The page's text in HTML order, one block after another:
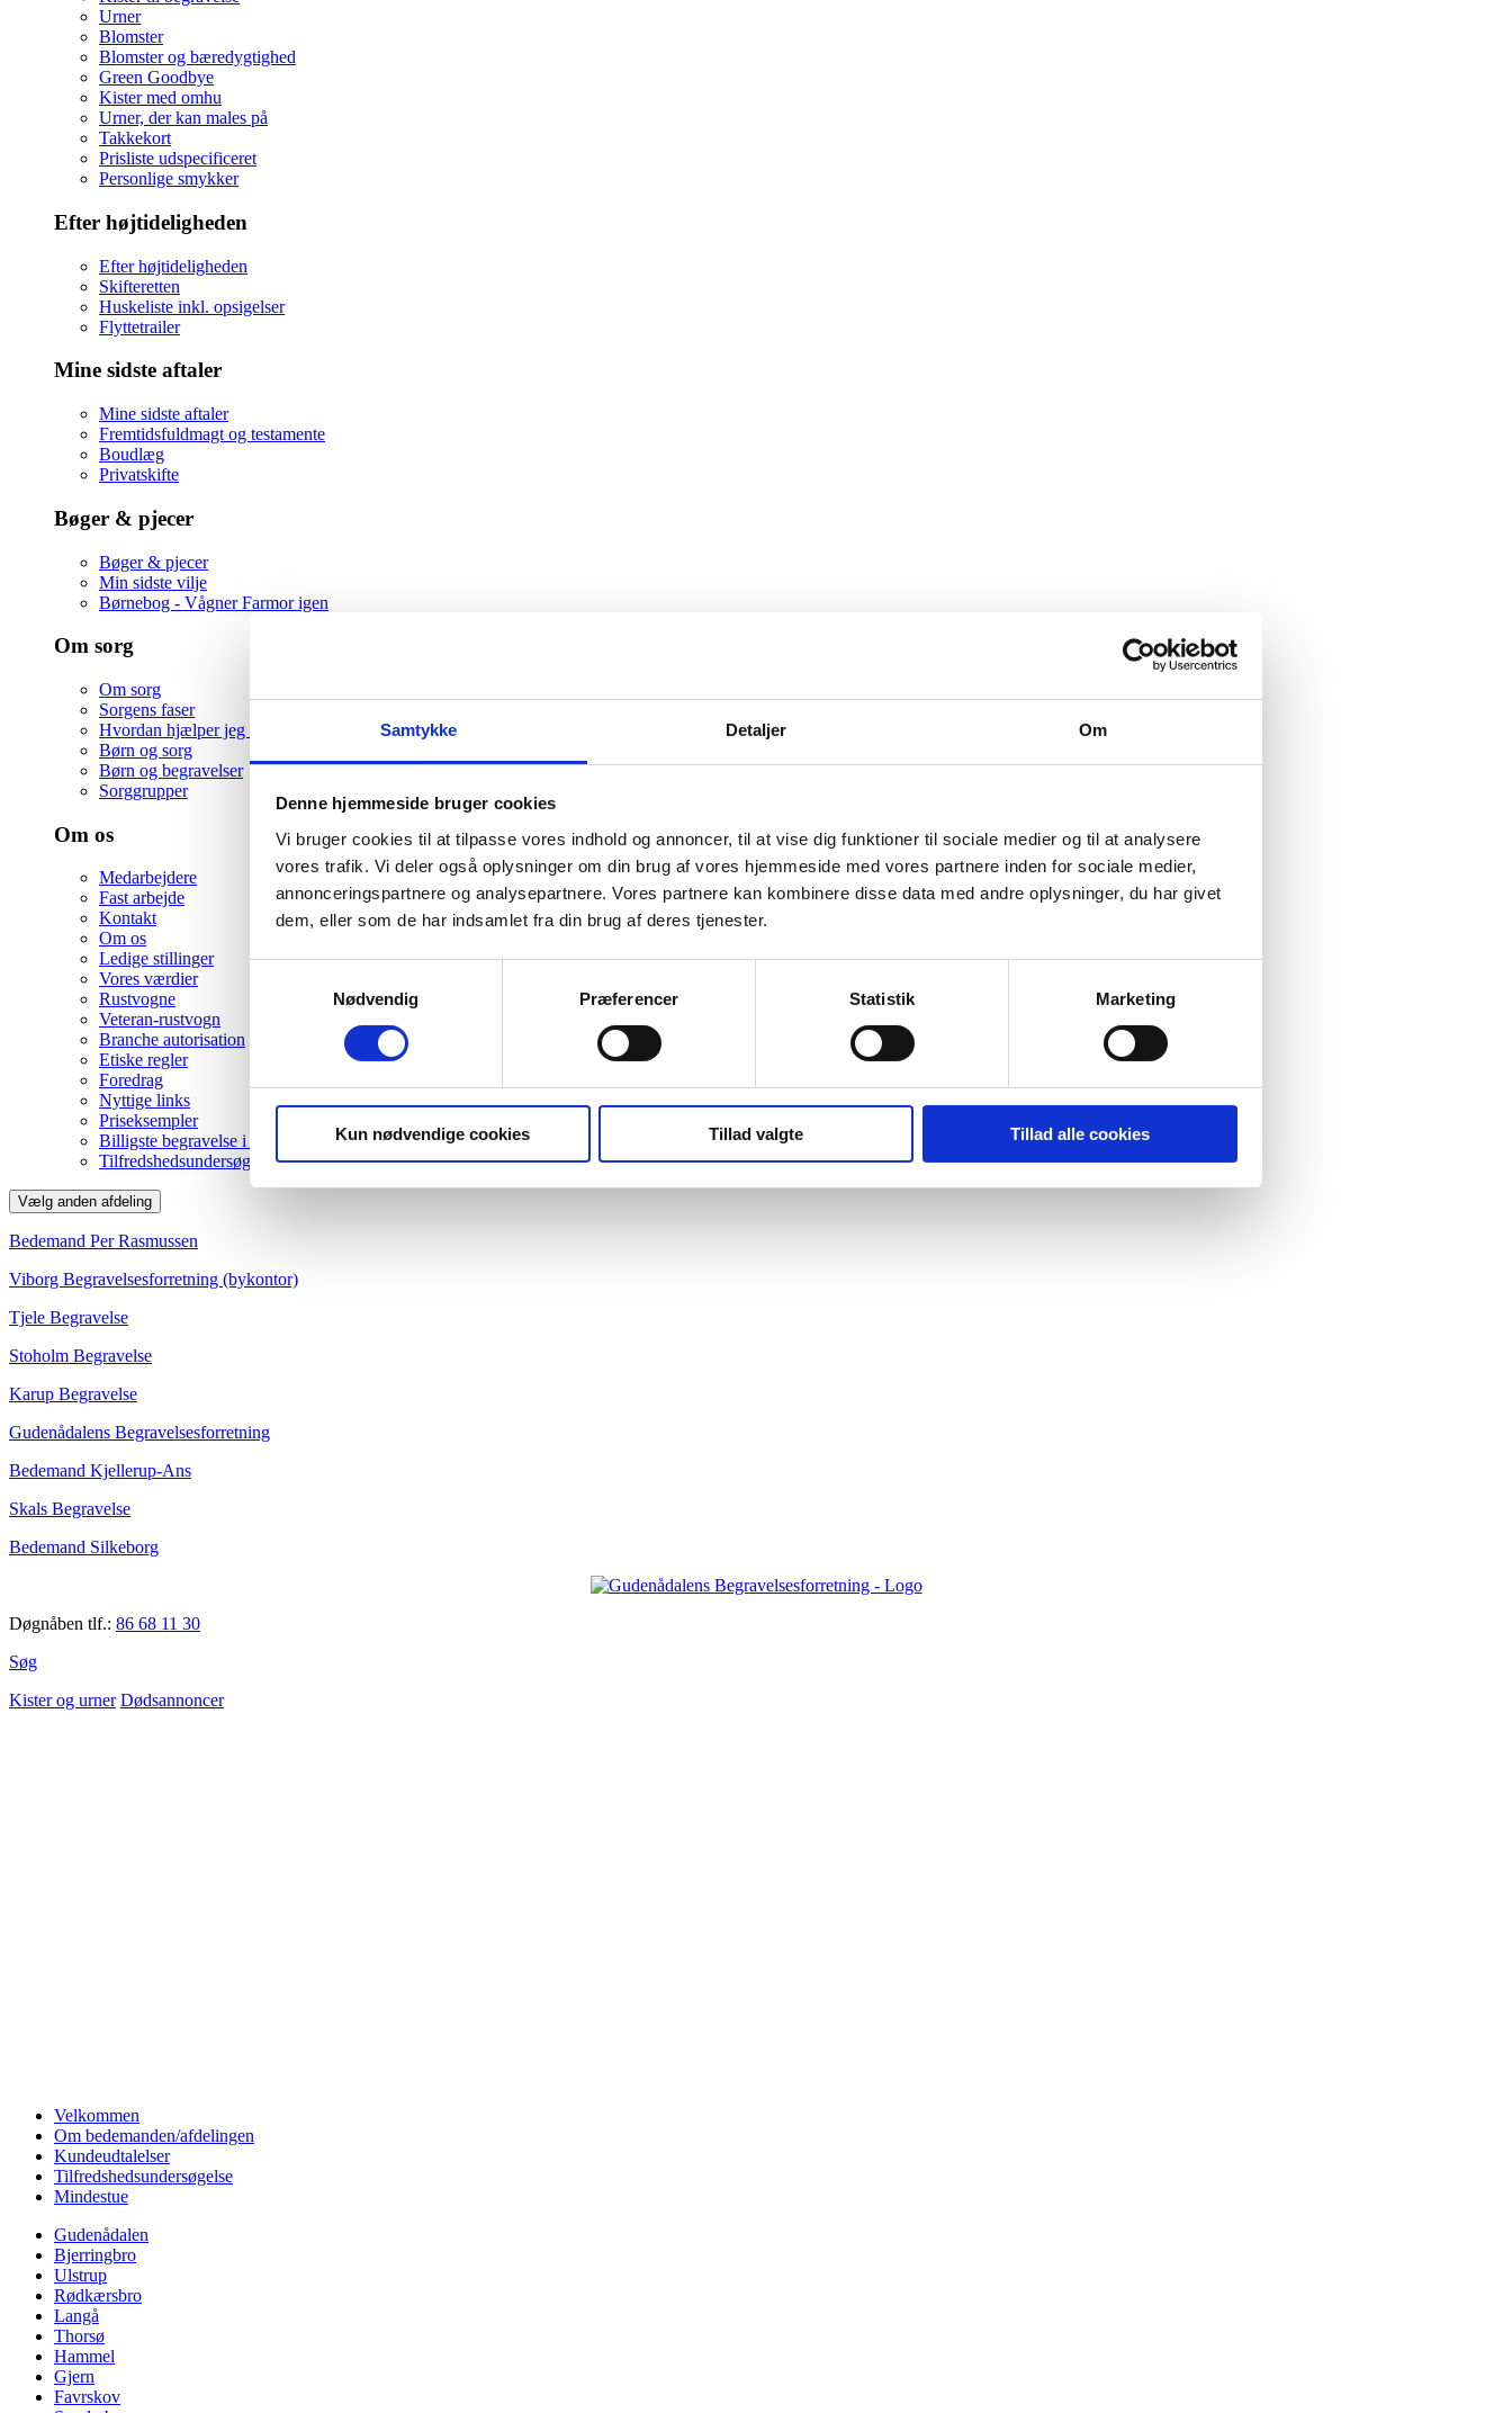
Samtykke Detaljer Om
Denne hjemmeside bruger cookies
Vi bruger cookies til at tilpasse vores indhold og annoncer, til at vise dig funktioner til sociale medier og til at analysere
vores trafik. Vi deler også oplysninger om din brug af vores hjemmeside med vores partnere inden for sociale medier,
annonceringspartnere og analysepartnere. Vores partnere kan kombinere disse data med andre oplysninger, du har givet
dem, eller som de har indsamlet fra din brug af deres tjenester.
Nødvendig
Præferencer Statistik Marketing
Kun nødvendige cookies Tillad valgte Tillad alle cookies
Urner
Blomster
Blomster og bæredygtighed
Green Goodbye
Kister med omhu
Urner, der kan males på
Takkekort
Prisliste udspecificeret
Personlige smykker
Efter højtideligheden
Efter højtideligheden
Skifteretten
Huskeliste inkl. opsigelser
Flyttetrailer
Mine sidste aftaler
Mine sidste aftaler
Fremtidsfuldmagt og testamente
Boudlæg
Privatskifte
Bøger & pjecer
Bøger & pjecer
Min sidste vilje
Børnebog - Vågner Farmor igen
Om sorg
Om sorg
Sorgens faser
Hvordan hjælper jeg en ven i sorg
Børn og sorg
Børn og begravelser
Sorggrupper
Om os
Medarbejdere
Fast arbejde
Kontakt
Om os
Ledige stillinger
Vores værdier
Rustvogne
Veteran-rustvogn
Branche autorisation
Etiske regler
Foredrag
Nyttige links
Priseksempler
Billigste begravelse i Viborg
Tilfredshedsundersøgelse
Vælg anden afdeling
Bedemand Per Rasmussen
Viborg Begravelsesforretning (bykontor)
Tjele Begravelse
Stoholm Begravelse
Karup Begravelse
Gudenådalens Begravelsesforretning
Bedemand Kjellerup-Ans
Skals Begravelse
Bedemand Silkeborg
Døgnåben tlf.: 86 68 11 30
Søg
Kister og urner Dødsannoncer
Velkommen
Om bedemanden/afdelingen
Kundeudtalelser
Tilfredshedsundersøgelse
Mindestue
Gudenådalen
Bjerringbro
Ulstrup
Rødkærsbro
Langå
Thorsø
Hammel
Gjern
Favrskov